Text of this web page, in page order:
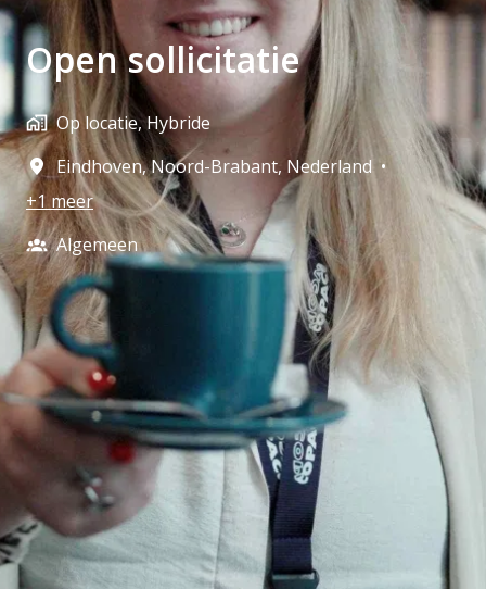
Open sollicitatie
Op locatie, Hybride
Eindhoven,Noord-Brabant, Nederland •
+1 meer
Algemeen